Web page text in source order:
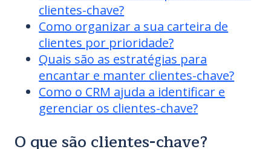
clientes-chave?
Como organizar a sua carteira de
clientes por prioridade?
Quais são as estratégias para
encantar e manter clientes-chave?
Como o CRM ajuda a identificar e
gerenciar os clientes-chave?
O que são clientes-chave?